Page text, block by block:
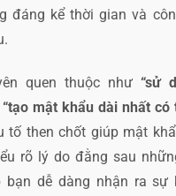
đáng kể thời gian và
quen thuộc như “sử
“tạo mật khẩu dài nhất có
tố then chốt giúp mật
rõ lý do đằng sau
bạn dễ dàng nhận ra sự